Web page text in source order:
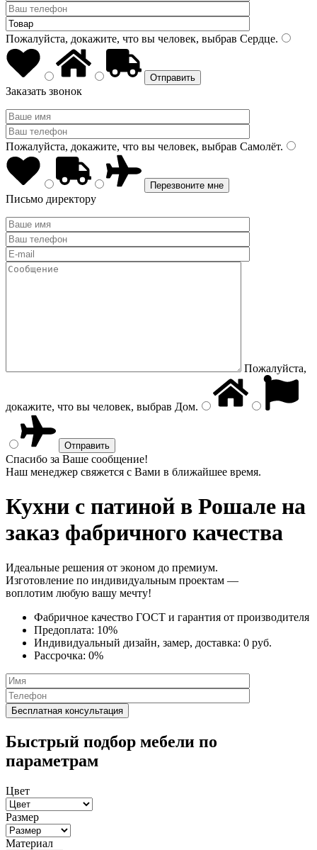
Пожалуйста, докажите, что вы человек, выбрав Сердце.
Заказать звонок
Пожалуйста, докажите, что вы человек, выбрав Самолёт.
Письмо директору
Пожалуйста,
докажите, что вы человек, выбрав Дом.
Спасибо за Ваше сообщение!
Наш менеджер свяжется с Вами в ближайшее время.
Кухни с патиной в Рошале на
заказ фабричного качества
Идеальные решения от эконом до премиум.
Изготовление по индивидуальным проектам —
воплотим любую вашу мечту!
Фабричное качество ГОСТ и гарантия от производителя
Предоплата: 10%
Индивидуальный дизайн, замер, доставка: 0 руб.
Рассрочка: 0%
Быстрый подбор мебели по
параметрам
Цвет
Размер
Материал